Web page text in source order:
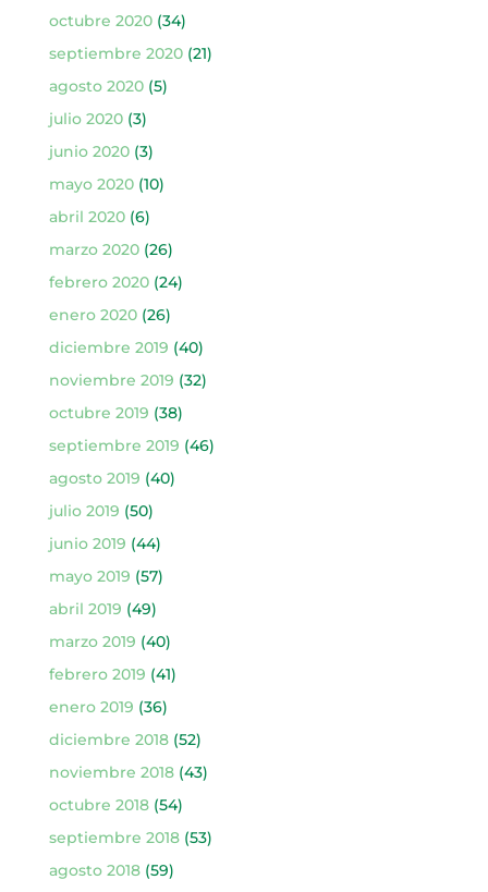
octubre 2020(34)
septiembre 2020(21)
agosto 2020(5)
julio 2020(3)
junio 2020(3)
mayo 2020(10)
abril 2020(6)
marzo 2020(26)
febrero 2020(24)
enero 2020(26)
diciembre 2019 (40)
noviembre 2019 (32)
octubre 2019 (38)
septiembre 2019 (46)
agosto 2019 (40)
julio 2019 (50)
junio 2019 (44)
mayo 2019 (57)
abril 2019 (49)
marzo 2019 (40)
febrero 2019 (41)
enero 2019 (36)
diciembre 2018(52)
noviembre 2018(43)
octubre 2018(54)
septiembre 2018(53)
agosto 2018(59)